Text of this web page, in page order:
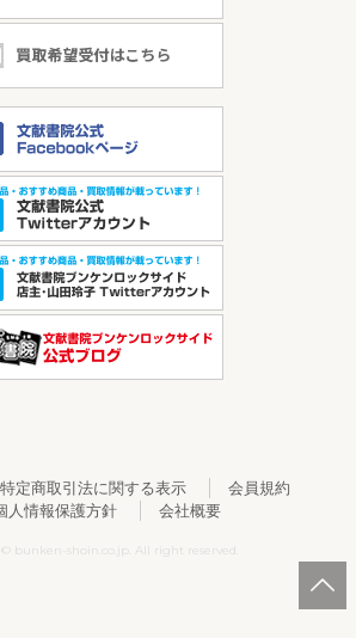
特定商取引法に関する表示
会員規約
人情報保護方針
会社概要
© bunken-shoin.co.jp. All right reserved.